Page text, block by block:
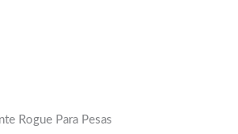
Rogue Para Pesas